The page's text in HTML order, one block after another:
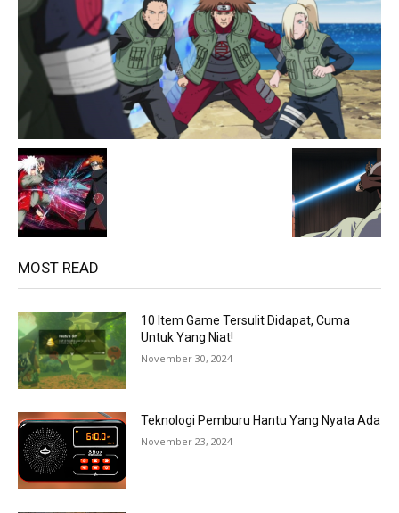
MOST READ
10 Item Game Tersulit Didapat, Cuma
Untuk Yang Niat!
November 30, 2024
Teknologi Pemburu Hantu Yang Nyata Ada
November 23, 2024